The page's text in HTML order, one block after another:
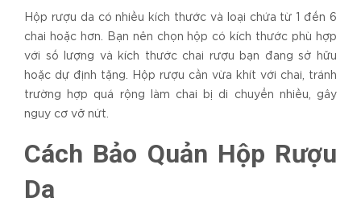
Hộp rượu da có nhiều kích thước và loại chứa từ 1 đến 6
chai hoặc hơn. Bạn nên chọn hộp có kích thước phù hợp
với số lượng và kích thước chai rượu bạn đang sở hữu
hoặc dự định tặng. Hộp rượu cần vừa khít với chai, tránh
trường hợp quá rộng làm chai bị di chuyển nhiều, gây
nguy cơ vỡ nứt.
Cách Bảo Quản Hộp Rượu
Da